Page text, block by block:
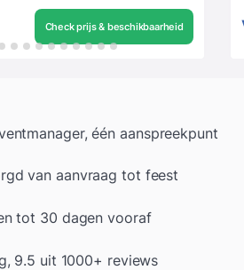
Check prijs & beschikbaarheid
één aanspreekpunt
van aanvraag tot feest
tot 30 dagen vooraf
9.5 uit 1000+ reviews